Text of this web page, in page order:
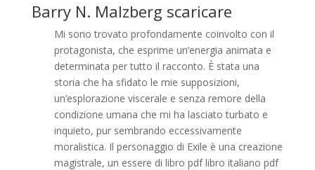
Barry N. Malzberg scaricare
Mi sono trovato profondamente coinvolto con il
protagonista, che esprime un’energia animata e
determinata per tutto il racconto. È stata una
storia che ha sfidato le mie supposizioni,
un’esplorazione viscerale e senza remore della
condizione umana che mi ha lasciato turbato e
inquieto, pur sembrando eccessivamente
moralistica. Il personaggio di Exile è una creazione
magistrale, un essere di libro pdf libro italiano pdf